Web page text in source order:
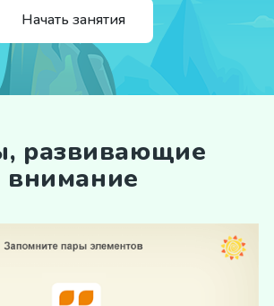
Начать занятия
развивающие
внимание